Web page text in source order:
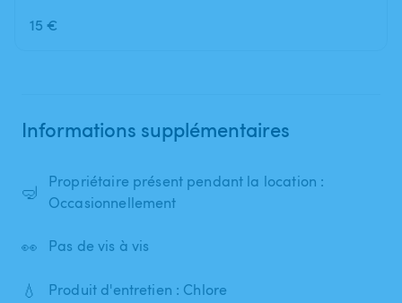
15 €
Informations supplémentaires
🤿
Propriétaire présent pendant la location :
Occasionnellement
👀 Pas de vis à vis
💧 Produit d'entretien : Chlore